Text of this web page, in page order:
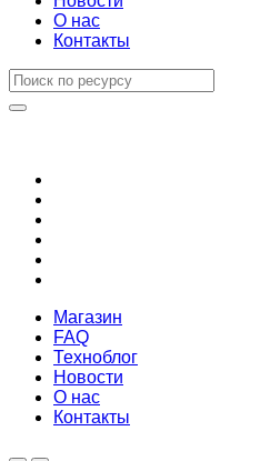
О нас
Контакты
Магазин
FAQ
Техноблог
Новости
О нас
Контакты